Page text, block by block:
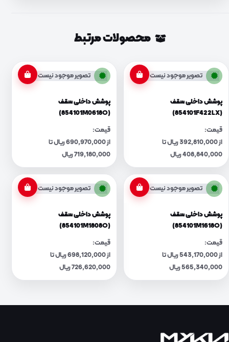
محصولات مرتبط
تصویر موجود نیست
پوشش داخلی سقف
(854101F422LX)
قیمت:
از 392,810,000 ریال تا
408,840,000 ریال
تصویر موجود نیست
پوشش داخلی سقف
(854101M0618O)
قیمت:
از 690,970,000 ریال تا
719,180,000 ریال
تصویر موجود نیست
پوشش داخلی سقف
(854101M1618O)
قیمت:
از 543,170,000 ریال تا
565,340,000 ریال
تصویر موجود نیست
پوشش داخلی سقف
(854101M1808O)
قیمت:
از 698,120,000 ریال تا
726,620,000 ریال